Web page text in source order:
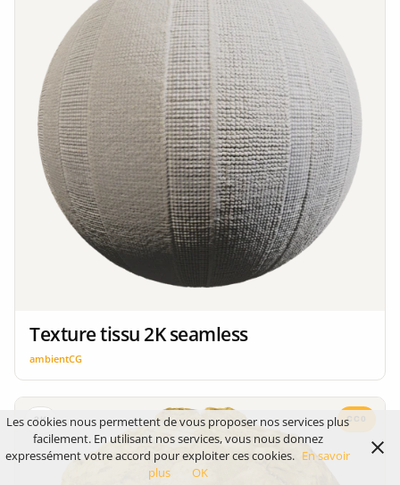
Texture tissu 2K seamless
ambientCG
2K CC0
Les cookies nous permettent de vous proposer nos services plus
facilement. En utilisant nos services, vous nous donnez
expressément votre accord pour exploiter ces cookies. En savoir
plus
OK